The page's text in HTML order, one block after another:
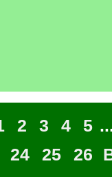
2 3 4 5
24 25 26